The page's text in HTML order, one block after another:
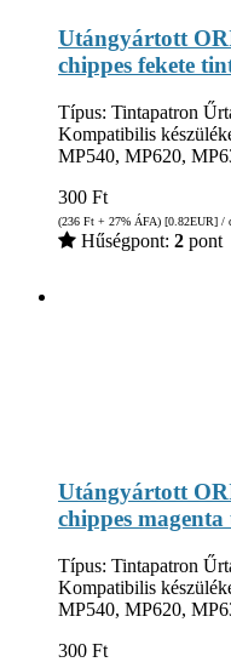
Utángyártott
chippes fekete
Típus: Tintapatron
Kompatibilis
MP540, MP620,
300 Ft
(236 Ft + 27% ÁFA) [0.82EUR] /
Hűségpont: 2 pont
Utángyártott
chippes
Típus: Tintapatron
Kompatibilis
MP540, MP620,
300 Ft